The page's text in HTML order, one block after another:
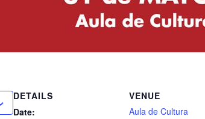
DETAILS
Date:
VENUE
Aula de Cultura